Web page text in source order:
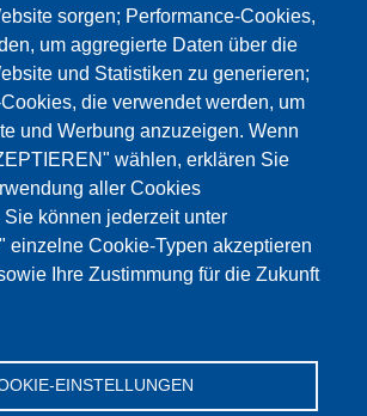
sorgen; Performance-Cookies,
um aggregierte Daten über die
und Statistiken zu generieren;
die verwendet werden, um
und Werbung anzuzeigen. Wenn
wählen, erklären Sie
aller Cookies
können jederzeit unter
einzelne Cookie-Typen akzeptieren
Ihre Zustimmung für die Zukunft
EINSTELLUNGEN
blockiert, da die Google Maps
nicht akzeptiert wurden.
GOOGLE MAPS COOKIES
AKZEPTIEREN.
Cookies akzeptieren